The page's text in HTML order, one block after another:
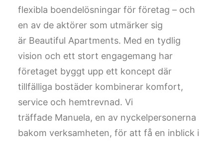
flexibla boendelösningar för företag – och
en av de aktörer som utmärker sig
är Beautiful Apartments. Med en tydlig
vision och ett stort engagemang har
företaget byggt upp ett koncept där
tillfälliga bostäder kombinerar komfort,
service och hemtrevnad. Vi
träffade Manuela, en av nyckelpersonerna
bakom verksamheten, för att få en inblick i